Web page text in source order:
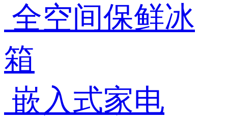
全空间保鲜冰
箱
嵌入式家电